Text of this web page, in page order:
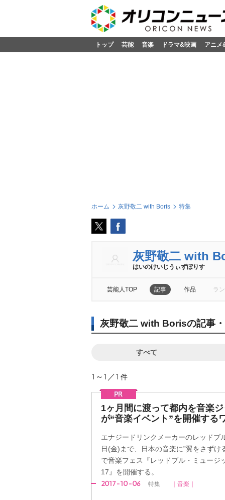
トップ 芸能 音楽 ドラマ&映画 アニメ
ホーム 灰野敬二 with Boris 特集
灰野敬二 with
はいのけいじうぃずぼりす
芸能人TOP 記事 作品 ラ
灰野敬二 with Borisの記事
すべて
1～1／1 件
1ヶ月間に渡って都内を音楽
が“音楽イベント”を開催する
エナジードリンクメーカーのレッドブ
日(金)まで、日本の音楽に”翼をさずけ
で音楽フェス『レッドブル・ミュージ
17』を開催する。
2017-10-06 特集 ｜音楽｜